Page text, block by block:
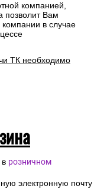
компанией,
позволит Вам
в случае
ТК необходимо
розничном
электронную почту